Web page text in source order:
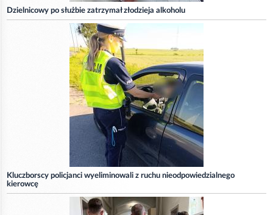
Dzielnicowy po służbie zatrzymał złodzieja alkoholu
Kluczborscy policjanci wyeliminowali z ruchu nieodpowiedzialnego
kierowcę